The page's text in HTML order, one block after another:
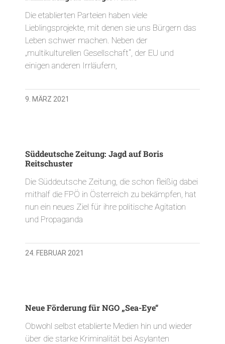
Die etablierten Parteien haben viele
Lieblingsprojekte, mit denen sie uns Bürgern das
Leben schwer machen. Neben der
„multikulturellen Gesellschaft“, der EU und
einigen anderen Irrläufern,
9. MÄRZ 2021
Süddeutsche Zeitung: Jagd auf Boris
Reitschuster
Die Süddeutsche Zeitung, die schon fleißig dabei
mithalf die FPÖ in Österreich zu bekämpfen, hat
nun ein neues Ziel für ihre politische Agitation
und Propaganda
24. FEBRUAR 2021
Neue Förderung für NGO „Sea-Eye“
Obwohl selbst etablierte Medien hin und wieder
über die starke Kriminalität bei Asylanten